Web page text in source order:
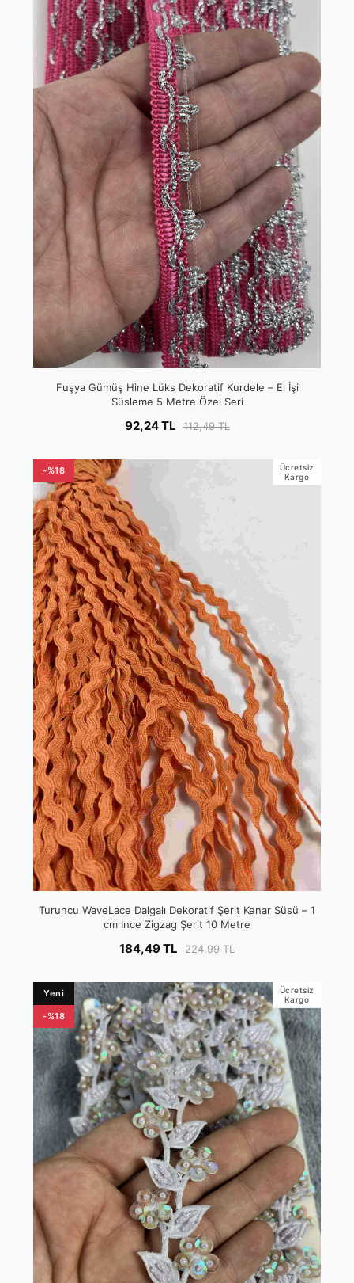
Fuşya Gümüş Hine Lüks Dekoratif Kurdele – El İşi
Süsleme 5 Metre Özel Seri
92,24 TL 112,49 TL
-%18
Ücretsiz
Kargo
Turuncu WaveLace Dalgalı Dekoratif Şerit Kenar Süsü – 1
cm İnce Zigzag Şerit 10 Metre
184,49 TL 224,99 TL
Yeni
-%18
Ücretsiz
Kargo